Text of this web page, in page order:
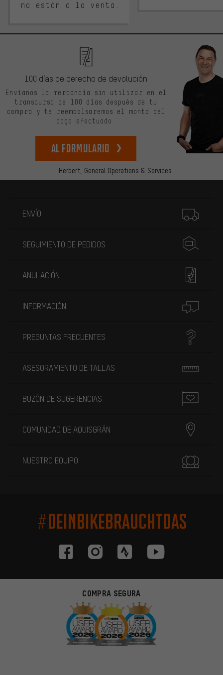
no están a la venta.
Herbert, General Operations & Services
100 días de derecho de devolución
Envíanos la mercancía sin utilizar en el
transcurso de 100 días después de tu
compra y te reembolsaremos el monto del
pago efectuado.
Al formulario
ENVÍO
SEGUIMIENTO DE PEDIDOS
ANULACIÓN
INFORMACIÓN
PREGUNTAS FRECUENTES
ASESORAMIENTO DE TALLAS
BUZÓN DE SUGERENCIAS
COMUNIDAD DE AQUISGRÁN
NUESTRO EQUIPO
#DEINBIKEBRAUCHTDAS
COMPRA SEGURA